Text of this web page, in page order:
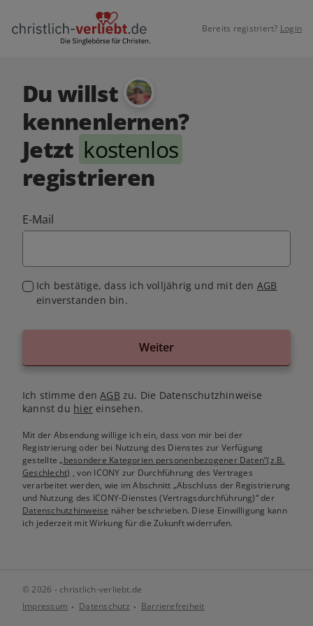
Bereits registriert? Login
Du willst
kennenlernen?
Jetzt kostenlos
registrieren
E-Mail
Ich bestätige, dass ich volljährig und mit den AGB
einverstanden bin.
Weiter
Ich stimme denAGB zu. Die Datenschutzhinweise
kannst du hiereinsehen.
Mit der Absendung willige ich ein, dass von mir bei der
Registrierung oder bei Nutzung des Dienstes zur Verfügung
gestellte„besondere Kategorien personenbezogener Daten“(z.B.
Geschlecht) , von ICONY zur Durchführung des Vertrages
verarbeitet werden, wie im Abschnitt „Abschluss der Registrierung
und Nutzung des ICONY-Dienstes (Vertragsdurchführung)“ der
Datenschutzhinweise näher beschrieben. Diese Einwilligung kann
ich jederzeit mit Wirkung für die Zukunft widerrufen.
© 2026 - christlich-verliebt.de
Impressum
Datenschutz Barrierefreiheit